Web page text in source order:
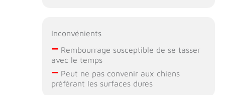
Inconvénients
–Rembourrage susceptible de se tasser
avec le temps
–Peut ne pas convenir aux chiens
préférant les surfaces dures